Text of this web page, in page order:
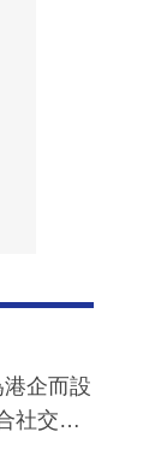
企而設
社交聆